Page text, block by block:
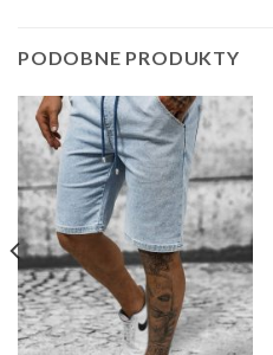
PODOBNE PRODUKTY